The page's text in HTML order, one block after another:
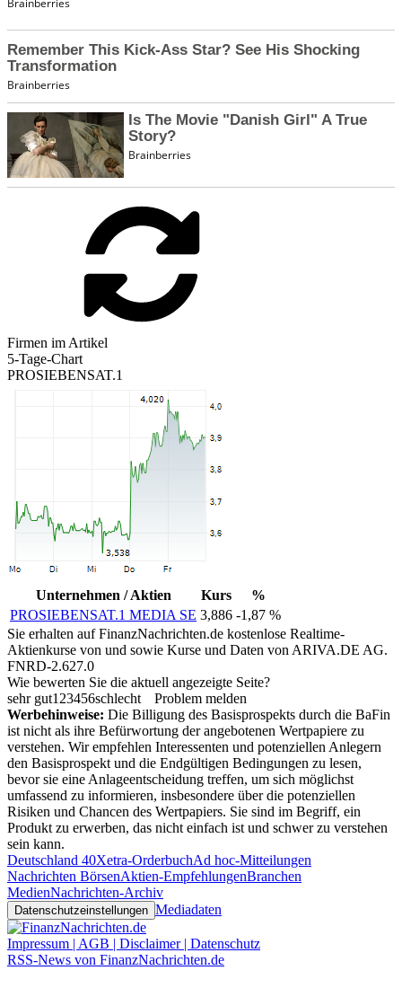
Firmen im Artikel
5-Tage-Chart
PROSIEBENSAT.1
Unternehmen / Aktien Kurs
%
PROSIEBENSAT.1 MEDIA SE 3,886 -1,87 %
Sie erhalten auf FinanzNachrichten.de kostenlose Realtime-
Aktienkurse von und sowie Kurse und Daten von ARIVA.DE AG.
FNRD-2.627.0
Wie bewerten Sie die aktuell angezeigte Seite?
sehr gut1 23456schlecht
Problem melden
Werbehinweise: Die Billigung des Basisprospekts durch die BaFin
ist nicht als ihre Befürwortung der angebotenen Wertpapiere zu
verstehen. Wir empfehlen Interessenten und potenziellen Anlegern
den Basisprospekt und die Endgültigen Bedingungen zu lesen,
bevor sie eine Anlageentscheidung treffen, um sich möglichst
umfassend zu informieren, insbesondere über die potenziellen
Risiken und Chancen des Wertpapiers. Sie sind im Begriff, ein
Produkt zu erwerben, das nicht einfach ist und schwer zu verstehen
sein kann.
Deutschland 40Xetra-OrderbuchAd hoc-Mitteilungen
Nachrichten BörsenAktien-EmpfehlungenBranchen
MedienNachrichten-Archiv
Datenschutzeinstellungen Mediadaten
Impressum | AGB | Disclaimer | Datenschutz
RSS-News von FinanzNachrichten.de